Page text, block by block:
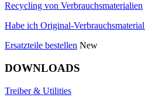
Recycling von Verbrauchsmaterialien
Habe ich Original-
Ersatzteile bestellen New
DOWNLOADS
Treiber & Utilities